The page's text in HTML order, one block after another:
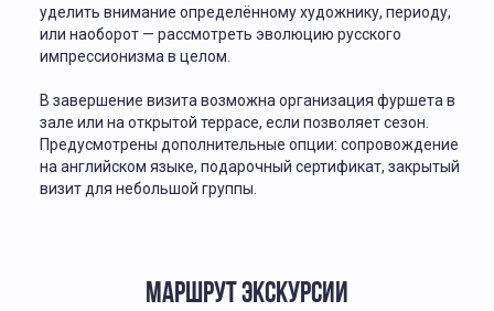
уделить внимание определённому художнику, периоду,
или наоборот — рассмотреть эволюцию русского
импрессионизма в целом.
В завершение визита возможна организация фуршета в
зале или на открытой террасе, если позволяет сезон.
Предусмотрены дополнительные опции: сопровождение
на английском языке, подарочный сертификат, закрытый
визит для небольшой группы.
МАРШРУТ ЭКСКУРСИИ